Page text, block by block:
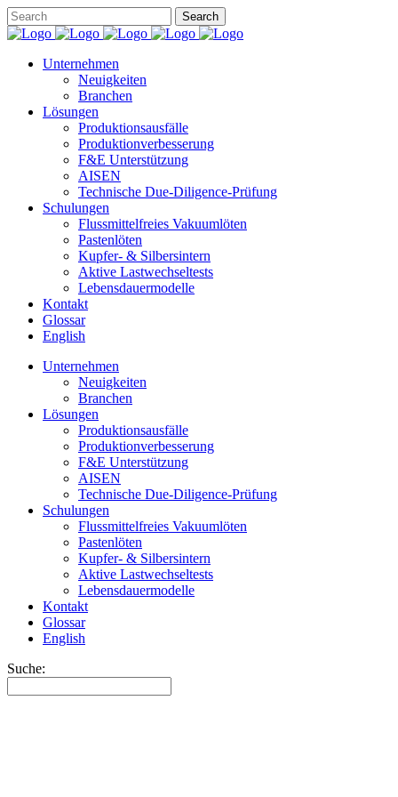
Unternehmen
Neuigkeiten
Branchen
Lösungen
Produktionsausfälle
Produktionverbesserung
F&E Unterstützung
AISEN
Technische Due-Diligence-Prüfung
Schulungen
Flussmittelfreies Vakuumlöten
Pastenlöten
Kupfer- & Silbersintern
Aktive Lastwechseltests
Lebensdauermodelle
Kontakt
Glossar
English
Unternehmen
Neuigkeiten
Branchen
Lösungen
Produktionsausfälle
Produktionverbesserung
F&E Unterstützung
AISEN
Technische Due-Diligence-Prüfung
Schulungen
Flussmittelfreies Vakuumlöten
Pastenlöten
Kupfer- & Silbersintern
Aktive Lastwechseltests
Lebensdauermodelle
Kontakt
Glossar
English
Suche: